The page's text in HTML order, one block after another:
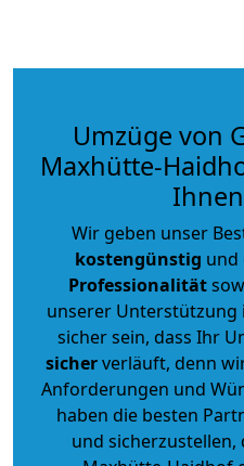
Umzüge von
Maxhütte-
Wir geben unser
kostengünstig und
Professionalität
unserer Unterstützung
sicher sein, dass Ihr
sicherverläuft, denn
Anforderungen und
haben die besten
und sicherzustellen,